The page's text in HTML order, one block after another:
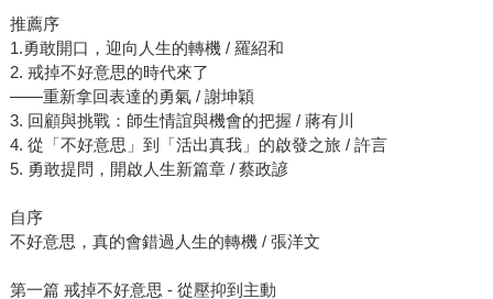
推薦序
1.勇敢開口，迎向人生的轉機 / 羅紹和
2. 戒掉不好意思的時代來了
——重新拿回表達的勇氣 / 謝坤穎
3. 回顧與挑戰：師生情誼與機會的把握 / 蔣有川
4. 從「不好意思」到「活出真我」的啟發之旅 / 許言
5. 勇敢提問，開啟人生新篇章 / 蔡政諺
自序
不好意思，真的會錯過人生的轉機 / 張洋文
第一篇 戒掉不好意思 - 從壓抑到主動